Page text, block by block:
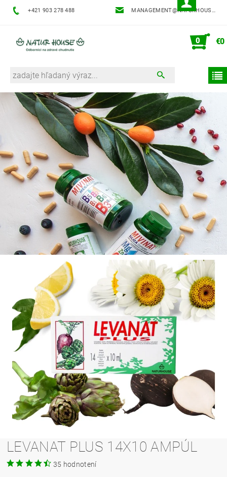
+421 903 278 488 MANAGEMENT@NATURHOUSE.SK
0 €0
LEVANAT PLUS 14X10 AMPÚL
35 hodnotení